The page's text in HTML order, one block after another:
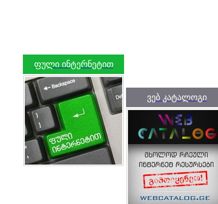
ფული ინტერნეტით
ვებ კატალოგი